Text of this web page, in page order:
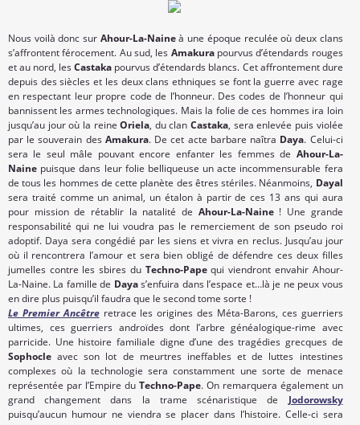
Nous voilà donc sur Ahour-La-Naineà une époque reculée où deux clans
s’affrontent férocement. Au sud, les Amakurapourvus d’étendards rouges
et au nord, lesCastaka pourvus d’étendards blancs. Cet affrontement dure
depuis des siècles et les deux clans ethniques se font la guerre avec rage
en respectant leur propre code de l’honneur. Des codes de l’honneur qui
bannissent les armes technologiques. Mais la folie de ces hommes ira loin
jusqu’au jour où la reineOriela, du clanCastaka, sera enlevée puis violée
par le souverain des Amakura. De cet acte barbare naîtra Daya. Celui-ci
sera le seul mâle pouvant encore enfanter les femmes de Ahour-La-
Naine puisque dans leur folie belliqueuse un acte incommensurable fera
de tous les hommes de cette planète des êtres stériles. Néanmoins, Dayal
sera traité comme un animal, un étalon à partir de ces 13 ans qui aura
pour mission de rétablir la natalité de Ahour-La-Naine! Une grande
responsabilité qui ne lui voudra pas le remerciement de son pseudo roi
adoptif. Daya sera congédié par les siens et vivra en reclus. Jusqu’au jour
où il rencontrera l’amour et sera bien obligé de défendre ces deux filles
jumelles contre les sbires du Techno-Papequi viendront envahir Ahour-
La-Naine. La famille de Dayas’enfuira dans l’espace et…là je ne peux vous
en dire plus puisqu’il faudra que le second tome sorte !
Le Premier Ancêtreretrace les origines des Méta-Barons, ces guerriers
ultimes, ces guerriers androïdes dont l’arbre généalogique-rime avec
parricide. Une histoire familiale digne d’une des tragédies grecques de
Sophocle avec son lot de meurtres ineffables et de luttes intestines
complexes où la technologie sera constamment une sorte de menace
représentée par l’Empire du Techno-Pape. On remarquera également un
grand changement dans la trame scénaristique de Jodorowsky
puisqu’aucun humour ne viendra se placer dans l’histoire. Celle-ci sera